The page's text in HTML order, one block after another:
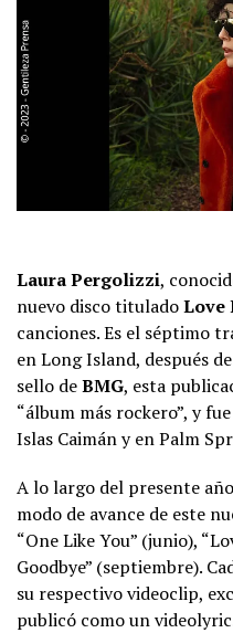
Laura Pergolizzi,
nuevo disco tituladoLove
canciones. Es el séptimo
en Long Island, después de
sello deBMG, esta
“álbum más rockero”, y
Islas Caimán y en Palm
A lo largo del presente
modo de avance de este
“One Like You” (junio),
Goodbye” (septiembre).
su respectivo videoclip,
publicó como un